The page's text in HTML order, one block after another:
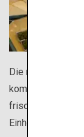
Die
kommen Sie
frischen, lokalen
Einheimischen